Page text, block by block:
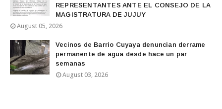
REPRESENTANTES ANTE EL CONSEJO DE LA
MAGISTRATURA DE JUJUY
August 05, 2026
Vecinos de Barrio Cuyaya denuncian derrame
permanente de agua desde hace un par
semanas
August 03, 2026